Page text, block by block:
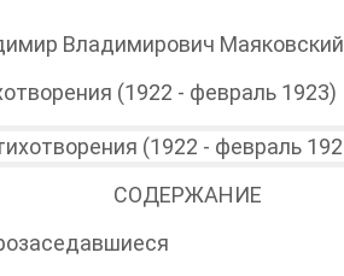
Владимирович Маяковский
(1922 - февраль 1923)